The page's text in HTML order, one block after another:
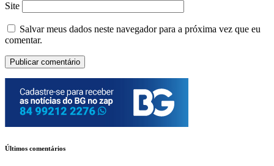
Site
Salvar meus dados neste navegador para a próxima vez que eu
comentar.
Últimos comentários